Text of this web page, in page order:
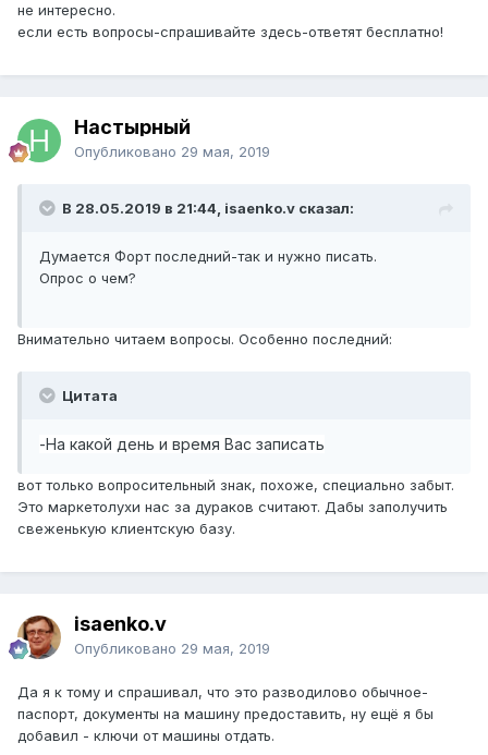
не интересно.
если есть вопросы-спрашивайте здесь-ответят бесплатно!
Настырный
Опубликовано 29 мая, 2019
В 28.05.2019 в 21:44, isaenko.v сказал:
Думается Форт последний-так и нужно писать.
Опрос о чем?
Внимательно читаем вопросы. Особенно последний:
Цитата
-На какой день и время Вас записать
вот только вопросительный знак, похоже, специально забыт.
Это маркетолухи нас за дураков считают. Дабы заполучить
свеженькую клиентскую базу.
isaenko.v
Опубликовано 29 мая, 2019
Да я к тому и спрашивал, что это разводилово обычное-
паспорт, документы на машину предоставить, ну ещё я бы
добавил - ключи от машины отдать.